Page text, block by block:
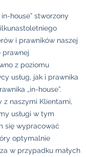
house” stworzony
i prawników naszej
prawnej
z poziomu
usług, jak i prawnika
„in-house”.
z naszymi Klientami,
usługi w tym
się wypracować
optymalnie
w przypadku małych